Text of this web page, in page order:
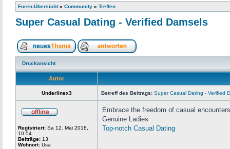
Foren-Übersicht» Community » Treffen
Super Сasual Dating - Verified Damsels
Druckansicht
Autor
Underlinex3 Betreff des Beitrags: Super Сasual Dating - Verified
Registriert: Sa 12. Mai 2018,
10:54
Beiträge: 13
Wohnort: Usa
Embrace the freedom of casual
Genuine Ladies
Top-notch Сasual Dating